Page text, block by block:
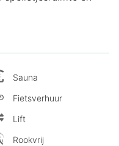
Sauna
Fietsverhuur
Lift
Rookvrij